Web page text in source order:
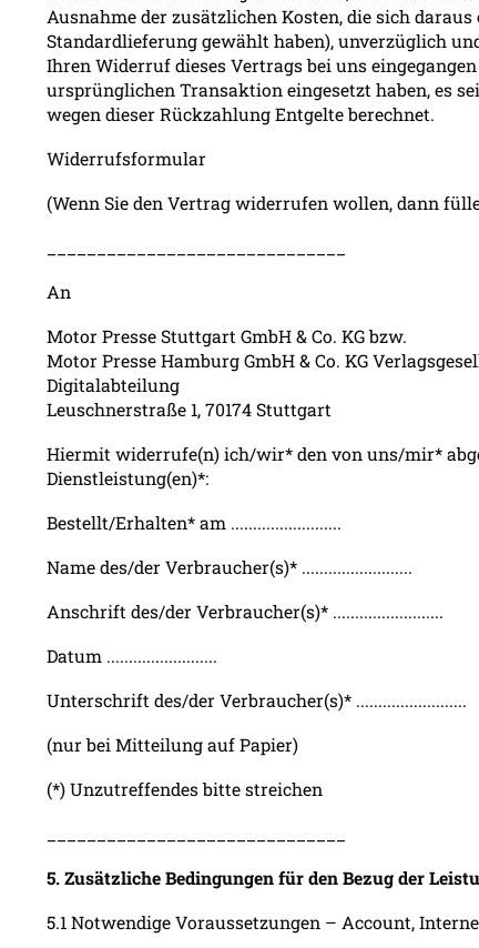
Ausnahme der zusätzlichen Kosten, die sich
Standardlieferung gewählt haben), unverzüglich
Ihren Widerruf dieses Vertrags bei uns
ursprünglichen Transaktion eingesetzt haben, es
wegen dieser Rückzahlung Entgelte berechnet.
Widerrufsformular
(Wenn Sie den Vertrag widerrufen wollen, dann
An
Motor Presse Stuttgart GmbH & Co. KG bzw.
Motor Presse Hamburg GmbH & Co. KG
Digitalabteilung
Leuschnerstraße 1, 70174 Stuttgart
Hiermit widerrufe(n) ich/wir* den von uns/mir*
Dienstleistung(en)*:
Bestellt/Erhalten* am .........................
Name des/der Verbraucher(s)* .........................
Anschrift des/der Verbraucher(s)* .........................
Datum .........................
Unterschrift des/der Verbraucher(s)* .........................
(nur bei Mitteilung auf Papier)
(*) Unzutreffendes bitte streichen
5. Zusätzliche Bedingungen für den Bezug der
5.1 Notwendige Voraussetzungen – Account,